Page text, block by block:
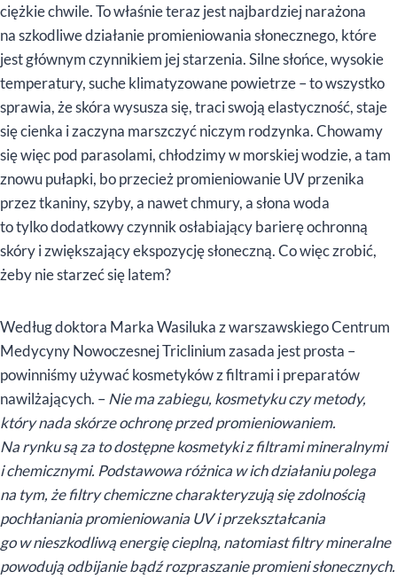
ciężkie chwile. To właśnie teraz jest najbardziej narażona
na szkodliwe działanie promieniowania słonecznego, które
jest głównym czynnikiem jej starzenia. Silne słońce, wysokie
temperatury, suche klimatyzowane powietrze – to wszystko
sprawia, że skóra wysusza się, traci swoją elastyczność, staje
się cienka i zaczyna marszczyć niczym rodzynka. Chowamy
się więc pod parasolami, chłodzimy w morskiej wodzie, a tam
znowu pułapki, bo przecież promieniowanie UV przenika
przez tkaniny, szyby, a nawet chmury, a słona woda
to tylko dodatkowy czynnik osłabiający barierę ochronną
skóry i zwiększający ekspozycję słoneczną. Co więc zrobić,
żeby nie starzeć się latem?
Według doktora Marka Wasiluka z warszawskiego Centrum
Medycyny Nowoczesnej Triclinium zasada jest prosta –
powinniśmy używać kosmetyków z filtrami i preparatów
nawilżających. –Nie ma zabiegu, kosmetyku czy metody,
który nada skórze ochronę przed promieniowaniem.
Na rynku są za to dostępne kosmetyki z filtrami mineralnymi
i chemicznymi. Podstawowa różnica w ich działaniu polega
na tym, że filtry chemiczne charakteryzują się zdolnością
pochłaniania promieniowania UV i przekształcania
go w nieszkodliwą energię cieplną, natomiast filtry mineralne
powodują odbijanie bądź rozpraszanie promieni słonecznych.